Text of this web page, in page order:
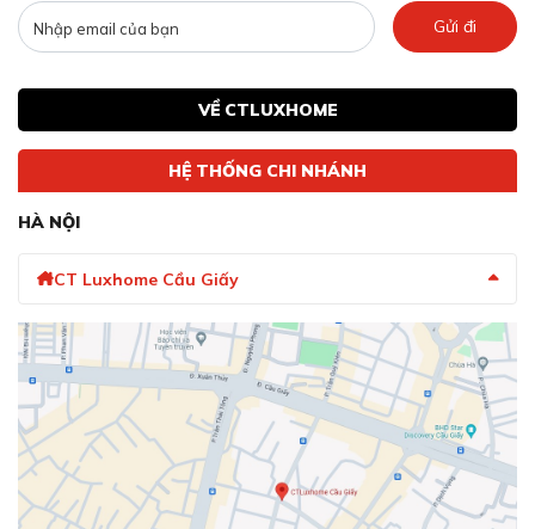
Gửi đi
VỀ CTLUXHOME
HỆ THỐNG CHI NHÁNH
HÀ NỘI
CT Luxhome Cầu Giấy